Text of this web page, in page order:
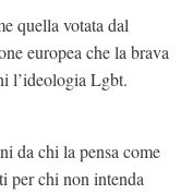
quella votata dal
europea che la brava
l’ideologia Lgbt.
da chi la pensa come
per chi non intenda